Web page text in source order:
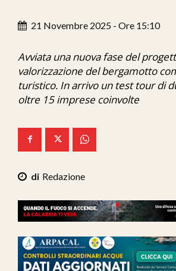
Sanità
Economia
Ita-Mondo
We Calabria
21 Novembre 2025 - Ore 15:10
Avviata una nuova fase del
valorizzazione del bergamotto
turistico. In arrivo un test tour di
oltre 15 imprese coinvolte
Redazione